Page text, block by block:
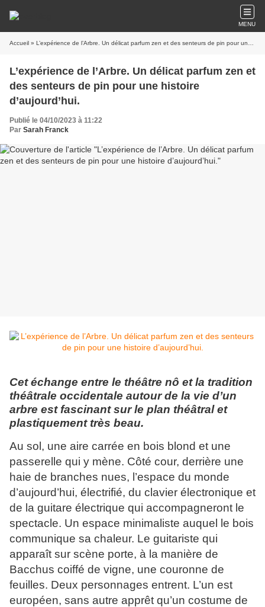
MENU
Accueil » L’expérience de l’Arbre. Un délicat parfum zen et des senteurs de pin pour une histoire d’aujourd’hui.
L’expérience de l’Arbre. Un délicat parfum zen et
des senteurs de pin pour une histoire
d’aujourd’hui.
Publié le 04/10/2023 à 11:22
Par Sarah Franck
Cet échange entre le théâtre nô et la tradition
théâtrale occidentale autour de la vie d’un
arbre est fascinant sur le plan théâtral et
plastiquement très beau.
Au sol, une aire carrée en bois blond et une
passerelle qui y mène. Côté cour, derrière une
haie de branches nues, l’espace du monde
d’aujourd’hui, électrifié, du clavier électronique et
de la guitare électrique qui accompagneront le
spectacle. Un espace minimaliste auquel le bois
communique sa chaleur. Le guitariste qui
apparaît sur scène porte, à la manière de
Bacchus coiffé de vigne, une couronne de
feuilles. Deux personnages entrent. L’un est
européen, sans autre apprêt qu’un costume de